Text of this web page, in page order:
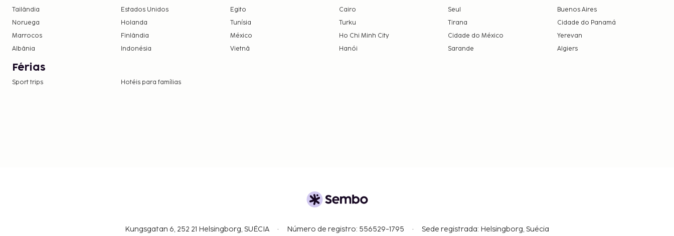
Tailândia
Estados Unidos
Egito
Noruega
Holanda
Tunísia
Marrocos
Finlândia
México
Albânia
Indonésia Vietnã
Cairo
Seul
Buenos Aires
Turku
Tirana
Cidade do Panamá
Ho Chi Minh City
Cidade do México
Yerevan
Hanói
Sarande Algiers
Férias
Sport trips Hotéis para famílias
Kungsgatan 6, 252 21 Helsingborg, SUÉCIA Número de registro: 556529-1795 Sede registrada: Helsingborg, Suécia